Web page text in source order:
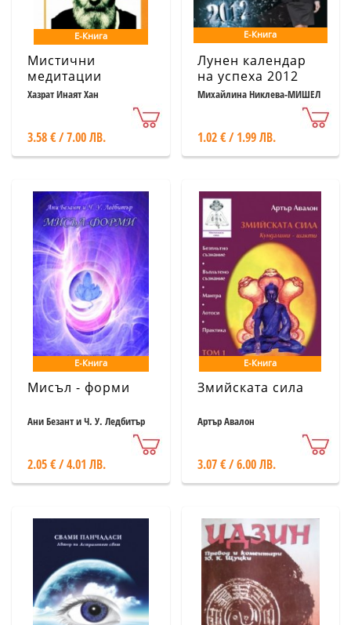
Е-Книга
Мистични
медитации
Хазрат Инаят Хан
3.58 € / 7.00 ЛВ.
Е-Книга
Лунен календар
на успеха 2012
Михайлина Никлева-МИШЕЛ
1.02 € / 1.99 ЛВ.
Е-Книга
Мисъл - форми
Ани Безант и Ч. У. Ледбитър
2.05 € / 4.01 ЛВ.
Е-Книга
Змийската сила
Артър Авалон
3.07 € / 6.00 ЛВ.